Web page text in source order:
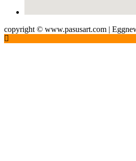
copyright © www.pasusart.com |